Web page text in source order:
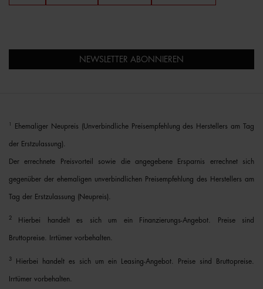
NEWSLETTER ABONNIEREN
Ehemaliger Neupreis (Unverbindliche Preisempfehlung des Herstellers am Tag
der Erstzulassung).
Der errechnete Preisvorteil sowie die angegebene Ersparnis errechnet sich
gegenüber der ehemaligen unverbindlichen Preisempfehlung des Herstellers am
Tag der Erstzulassung (Neupreis).
2 Hierbei handelt es sich um ein Finanzierungs-Angebot. Preise sind
Bruttopreise. Irrtümer vorbehalten.
3 Hierbei handelt es sich um ein Leasing-Angebot. Preise sind Bruttopreise.
Irrtümer vorbehalten.